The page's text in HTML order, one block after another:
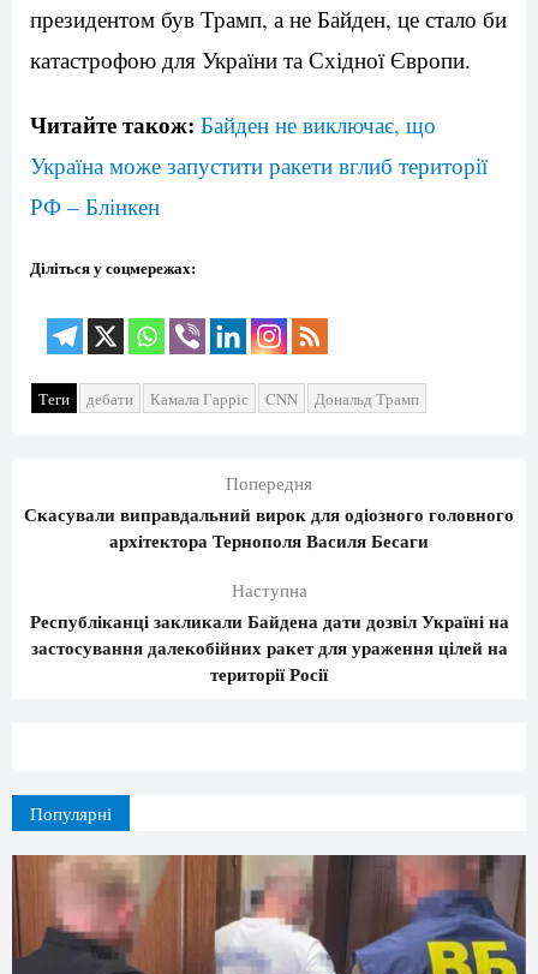
президентом був Трамп, а не Байден, це стало би
катастрофою для України та Східної Європи.
Читайте також: Байден не виключає, що
Україна може запустити ракети вглиб території
РФ – Блінкен
Діліться у соцмережах:
Теги дебати Камала Гарріс CNN Дональд Трамп
Попередня
Скасували виправдальний вирок для одіозного головного
архітектора Тернополя Василя Бесаги
Наступна
Республіканці закликали Байдена дати дозвіл Україні на
застосування далекобійних ракет для ураження цілей на
території Росії
Популярні